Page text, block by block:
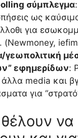
σύμπλεγμα:
ως
για
(Newmoney,
γεωπολιτική
εφημερίδων:
άλλα media και
για
να